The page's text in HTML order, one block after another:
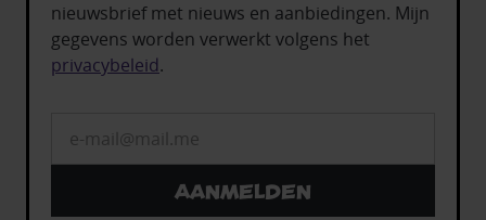
nieuwsbrief met nieuws en aanbiedingen. Mijn
gegevens worden verwerkt volgens het
privacybeleid.
Aanmelden